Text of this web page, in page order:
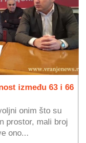
između 63 i 66
onim što su
prostor, mali broj
ono...